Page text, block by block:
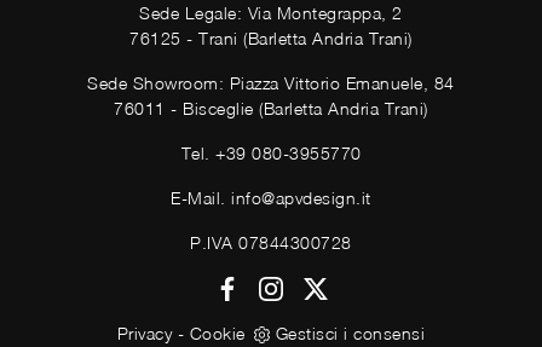
Sede Legale: Via Montegrappa, 2
76125 - Trani (Barletta Andria Trani)
Sede Showroom: Piazza Vittorio Emanuele, 84
76011 - Bisceglie (Barletta Andria Trani)
Tel. +39 080-3955770
E-Mail.info@apvdesign.it
P.IVA 07844300728
Privacy- Cookie Gestisci i consensi